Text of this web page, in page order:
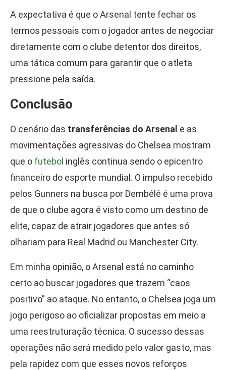
A expectativa é que o Arsenal tente fechar os
termos pessoais com o jogador antes de negociar
diretamente com o clube detentor dos direitos,
uma tática comum para garantir que o atleta
pressione pela saída.
Conclusão
O cenário das transferências do Arsenal e as
movimentações agressivas do Chelsea mostram
que o futebol inglês continua sendo o epicentro
financeiro do esporte mundial. O impulso recebido
pelos Gunners na busca por Dembélé é uma prova
de que o clube agora é visto como um destino de
elite, capaz de atrair jogadores que antes só
olhariam para Real Madrid ou Manchester City.
Em minha opinião, o Arsenal está no caminho
certo ao buscar jogadores que trazem “caos
positivo” ao ataque. No entanto, o Chelsea joga um
jogo perigoso ao oficializar propostas em meio a
uma reestruturação técnica. O sucesso dessas
operações não será medido pelo valor gasto, mas
pela rapidez com que esses novos reforços